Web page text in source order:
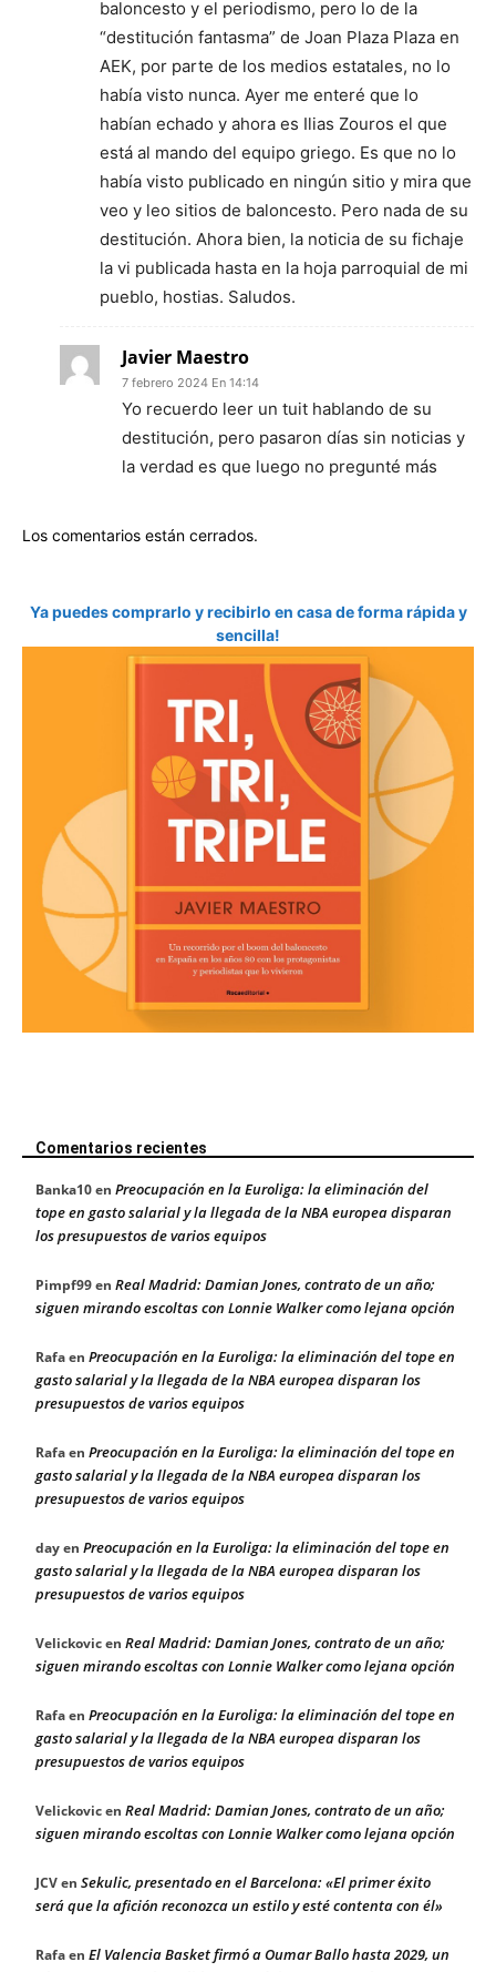
baloncesto y el periodismo, pero lo de la
“destitución fantasma” de Joan Plaza Plaza en
AEK, por parte de los medios estatales, no lo
había visto nunca. Ayer me enteré que lo
habían echado y ahora es Ilias Zouros el que
está al mando del equipo griego. Es que no lo
había visto publicado en ningún sitio y mira que
veo y leo sitios de baloncesto. Pero nada de su
destitución. Ahora bien, la noticia de su fichaje
la vi publicada hasta en la hoja parroquial de mi
pueblo, hostias. Saludos.
Javier Maestro
7 febrero 2024 En 14:14
Yo recuerdo leer un tuit hablando de su
destitución, pero pasaron días sin noticias y
la verdad es que luego no pregunté más
Los comentarios están cerrados.
Ya puedes comprarlo y recibirlo en casa de forma rápida y
sencilla!
Comentarios recientes
Banka10en Preocupación en la Euroliga: la eliminación del
tope en gasto salarial y la llegada de la NBA europea disparan
los presupuestos de varios equipos
Pimpf99en Real Madrid: Damian Jones, contrato de un año;
siguen mirando escoltas con Lonnie Walker como lejana opción
Rafaen Preocupación en la Euroliga: la eliminación del tope en
gasto salarial y la llegada de la NBA europea disparan los
presupuestos de varios equipos
Rafaen Preocupación en la Euroliga: la eliminación del tope en
gasto salarial y la llegada de la NBA europea disparan los
presupuestos de varios equipos
dayen Preocupación en la Euroliga: la eliminación del tope en
gasto salarial y la llegada de la NBA europea disparan los
presupuestos de varios equipos
Velickovicen Real Madrid: Damian Jones, contrato de un año;
siguen mirando escoltas con Lonnie Walker como lejana opción
Rafaen Preocupación en la Euroliga: la eliminación del tope en
gasto salarial y la llegada de la NBA europea disparan los
presupuestos de varios equipos
Velickovicen Real Madrid: Damian Jones, contrato de un año;
siguen mirando escoltas con Lonnie Walker como lejana opción
JCVen Sekulic, presentado en el Barcelona: «El primer éxito
será que la afición reconozca un estilo y esté contenta con él»
Rafaen El Valencia Basket firmó a Oumar Ballo hasta 2029, un